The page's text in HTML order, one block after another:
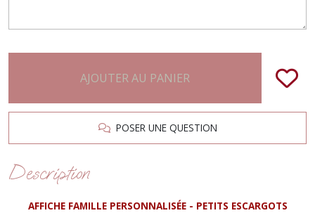
AJOUTER AU PANIER
POSER UNE QUESTION
Description
AFFICHE FAMILLE PERSONNALISÉE - PETITS ESCARGOTS